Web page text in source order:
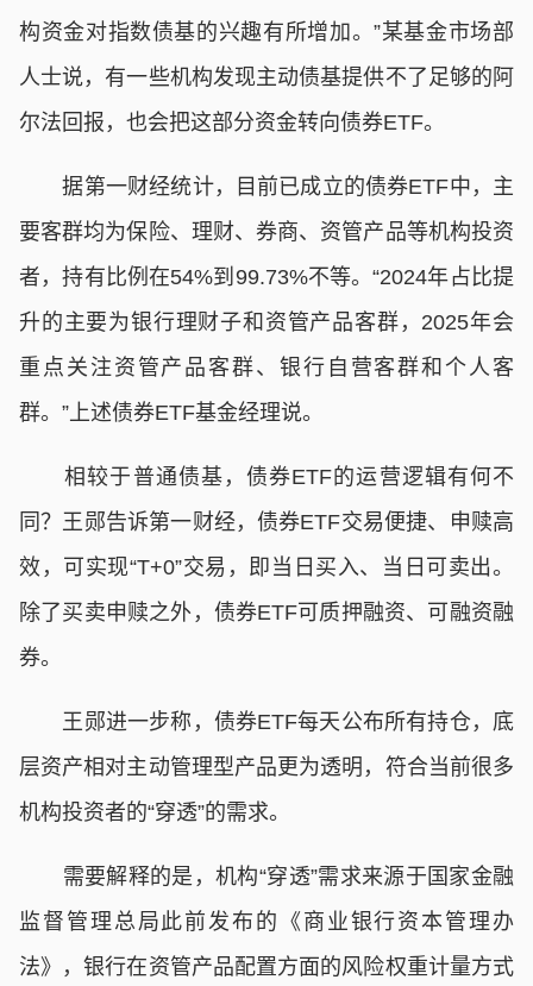
构资金对指数债基的兴趣有所增加。”某基金市场部
人士说，有一些机构发现主动债基提供不了足够的阿
尔法回报，也会把这部分资金转向债券ETF。
据第一财经统计，目前已成立的债券ETF中，主
要客群均为保险、理财、券商、资管产品等机构投资
者，持有比例在54%到99.73%不等。“2024年占比提
升的主要为银行理财子和资管产品客群，2025年会
重点关注资管产品客群、银行自营客群和个人客
群。”上述债券ETF基金经理说。
相较于普通债基，债券ETF的运营逻辑有何不
同？王郧告诉第一财经，债券ETF交易便捷、申赎高
效，可实现“T+0”交易，即当日买入、当日可卖出。
除了买卖申赎之外，债券ETF可质押融资、可融资融
券。
王郧进一步称，债券ETF每天公布所有持仓，底
层资产相对主动管理型产品更为透明，符合当前很多
机构投资者的“穿透”的需求。
需要解释的是，机构“穿透”需求来源于国家金融
监督管理总局此前发布的《商业银行资本管理办
法》，银行在资管产品配置方面的风险权重计量方式